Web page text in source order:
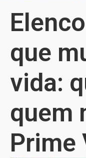
que
vida:
quem
Prime